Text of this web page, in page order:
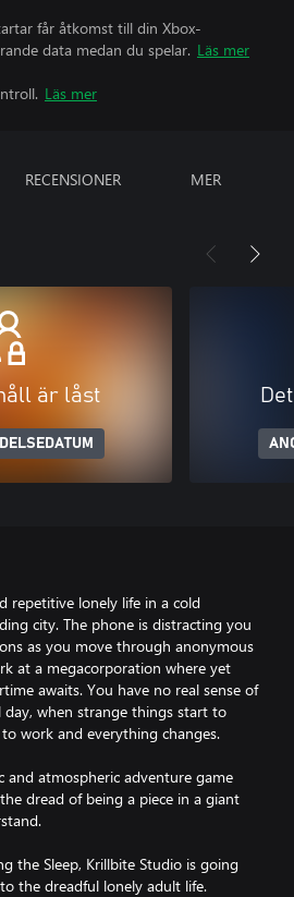
får åtkomst till din Xbox-
data medan du spelar. Läs mer
Läs mer
RECENSIONER MER
är låst
repetitive lonely life in a cold
city. The phone is distracting you
as you move through anonymous
at a megacorporation where yet
awaits. You have no real sense of
when strange things start to
work and everything changes.
and atmospheric adventure game
dread of being a piece in a giant
the Sleep, Krillbite Studio is going
the dreadful lonely adult life.